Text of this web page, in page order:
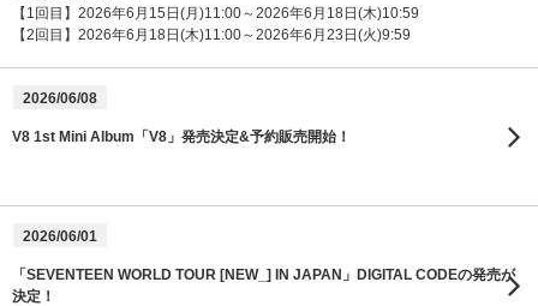
【1回目】2026年6月15日(月)11:00～2026年6月18日(木)10:59
【2回目】2026年6月18日(木)11:00～2026年6月23日(火)9:59
2026/06/08
V8 1st Mini Album「V8」発売決定&予約販売開始！
2026/06/01
「SEVENTEEN WORLD TOUR [NEW_] IN JAPAN」DIGITAL CODEの発売が
決定！